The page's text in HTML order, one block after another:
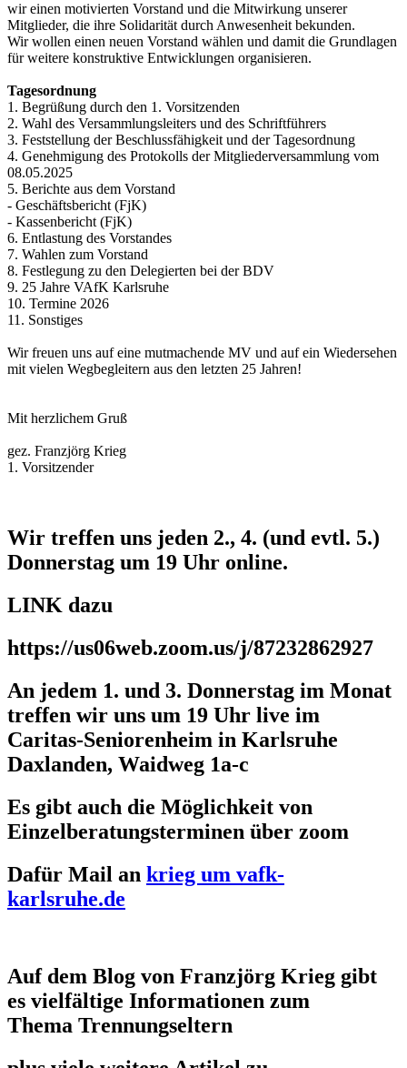
wir einen motivierten Vorstand und die Mitwirkung unserer
Mitglieder, die ihre Solidarität durch Anwesenheit bekunden.
Wir wollen einen neuen Vorstand wählen und damit die Grundlagen
für weitere konstruktive Entwicklungen organisieren.
Tagesordnung
1. Begrüßung durch den 1. Vorsitzenden
2. Wahl des Versammlungsleiters und des Schriftführers
3. Feststellung der Beschlussfähigkeit und der Tagesordnung
4. Genehmigung des Protokolls der Mitgliederversammlung vom
08.05.2025
5. Berichte aus dem Vorstand
- Geschäftsbericht (FjK)
- Kassenbericht (FjK)
6. Entlastung des Vorstandes
7. Wahlen zum Vorstand
8. Festlegung zu den Delegierten bei der BDV
9. 25 Jahre VAfK Karlsruhe
10. Termine 2026
11. Sonstiges
Wir freuen uns auf eine mutmachende MV und auf ein Wiedersehen
mit vielen Wegbegleitern aus den letzten 25 Jahren!
Mit herzlichem Gruß
gez. Franzjörg Krieg
1. Vorsitzender
Wir treffen uns jeden 2., 4. (und evtl. 5.)
Donnerstag um 19 Uhr online.
LINK dazu
https://us06web.zoom.us/j/87232862927
An jedem 1. und 3. Donnerstag im Monat
treffen wir uns um 19 Uhr live im
Caritas-Seniorenheim in Karlsruhe
Daxlanden, Waidweg 1a-c
Es gibt auch die Möglichkeit von
Einzelberatungsterminen über zoom
Dafür Mail an krieg um vafk-
karlsruhe.de
Auf dem Blog von Franzjörg Krieg gibt
es vielfältige Informationen zum
Thema Trennungseltern